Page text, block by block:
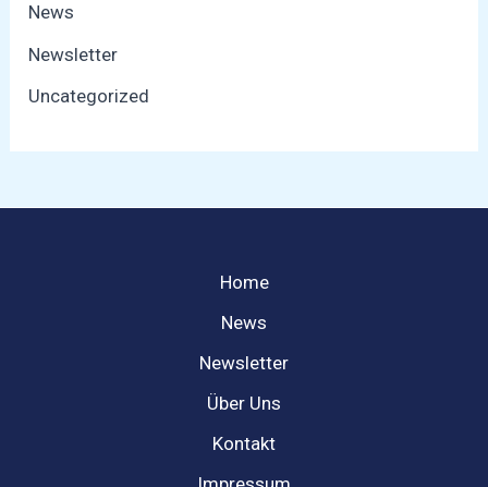
News
Newsletter
Uncategorized
Home
News
Newsletter
Über Uns
Kontakt